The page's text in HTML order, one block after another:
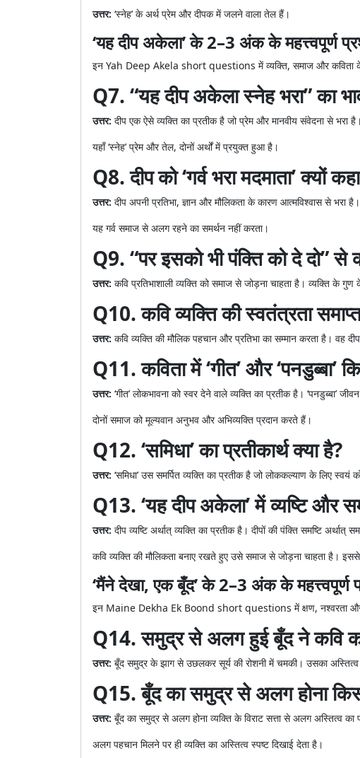
उत्तर: ‘स्नेह’ के अर्थ प्रेम और दीपक में जलने वाला तेल हैं।
‘यह दीप अकेला’ के 2–3 अंक के महत्त्वपूर्ण
इन Yah Deep Akela short questions में व्यक्ति, समाज और कविता के
Q7. “यह दीप अकेला स्नेह भरा” का
उत्तर: दीप एक ऐसे व्यक्ति का प्रतीक है जो प्रेम और मानवीय संवेदना से भरा
यहाँ ‘स्नेह’ प्रेम और तेल, दोनों अर्थों में प्रयुक्त हुआ है।
Q8. दीप को ‘गर्व भरा मदमाता’ क्यों
उत्तर: दीप अपनी प्रतिभा, ज्ञान और मौलिकता के कारण आत्मविश्वास से भरा
यह गर्व समाज से अलग रहने का समर्थन नहीं करता।
Q9. “पर इसको भी पंक्ति को दे दो”
उत्तर: कवि प्रतिभाशाली व्यक्ति को समाज से जोड़ना चाहता है। व्यक्ति के
Q10. कवि व्यक्ति की स्वतंत्रता
उत्तर: कवि व्यक्ति की मौलिक पहचान और प्रतिभा का सम्मान करता है। वह
Q11. कविता में ‘गीत’ और ‘पनडुब्बा’
उत्तर: ‘गीत’ लोकभावना को स्वर देने वाले व्यक्ति का प्रतीक है। ‘पनडुब्बा’
दोनों समाज को मूल्यवान अनुभव और अभिव्यक्ति प्रदान करते हैं।
Q12. ‘समिधा’ का प्रतीकार्थ क्या है?
उत्तर: ‘समिधा’ उस समर्पित व्यक्ति का प्रतीक है जो लोककल्याण के लिए
Q13. ‘यह दीप अकेला’ में व्यष्टि और
उत्तर: दीप व्यष्टि अर्थात् व्यक्ति का प्रतीक है। दीपों की पंक्ति समष्टि अर्थात्
कवि व्यक्ति की मौलिकता बनाए रखते हुए उसे समाज से जोड़ना चाहता है।
‘मैंने देखा, एक बूँद’ के 2–3 अंक के महत्त्वपूर्ण
इन Maine Dekha Ek Boond short questions में क्षण, नश्वरता और
Q14. समुद्र से अलग हुई बूँद ने कवि का
उत्तर: बूँद समुद्र के झाग से उछलकर सूर्य की रोशनी में चमकी। उसका
Q15. बूँद का समुद्र से अलग होना
उत्तर: बूँद का समुद्र से अलग होना व्यक्ति के विराट सत्ता से अलग अस्तित्व का
अलग पहचान मिलने पर ही व्यक्ति का अस्तित्व स्पष्ट दिखाई देता है।